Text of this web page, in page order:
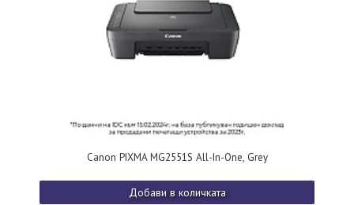
Canon PIXMA MG2551S All-In-One, Grey
Добави в количката